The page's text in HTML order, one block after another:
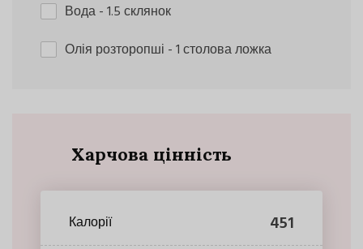
Вода- 1.5 склянок
Олія розторопші - 1 столова ложка
Харчова цінність
Калорії 451